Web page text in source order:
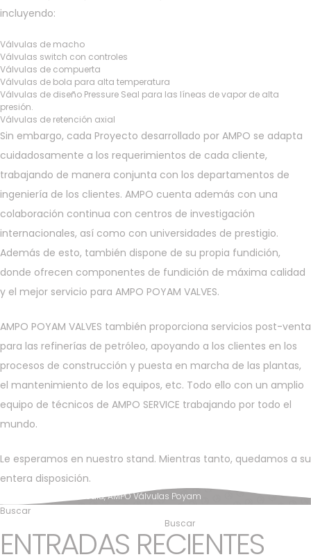
incluyendo:
Válvulas de macho
Válvulas switch con controles
Válvulas de compuerta
Válvulas de bola para alta temperatura
Válvulas de diseño Pressure Seal para las líneas de vapor de alta
presión.
Válvulas de retención axial
Sin embargo, cada Proyecto desarrollado por AMPO se adapta
cuidadosamente a los requerimientos de cada cliente,
trabajando de manera conjunta con los departamentos de
ingeniería de los clientes. AMPO cuenta además con una
colaboración continua con centros de investigación
internacionales, así como con universidades de prestigio.
Además de esto, también dispone de su propia fundición,
donde ofrecen componentes de fundición de máxima calidad
y el mejor servicio para AMPO POYAM VALVES.
AMPO POYAM VALVES también proporciona servicios post-venta
para las refinerías de petróleo, apoyando a los clientes en los
procesos de construcción y puesta en marcha de las plantas,
el mantenimiento de los equipos, etc. Todo ello con un amplio
equipo de técnicos de AMPO SERVICE trabajando por todo el
mundo.
Le esperamos en nuestro stand. Mientras tanto, quedamos a su
entera disposición.
News & Media,AMPO Válvulas Poyam
Buscar
Buscar
ENTRADAS RECIENTES